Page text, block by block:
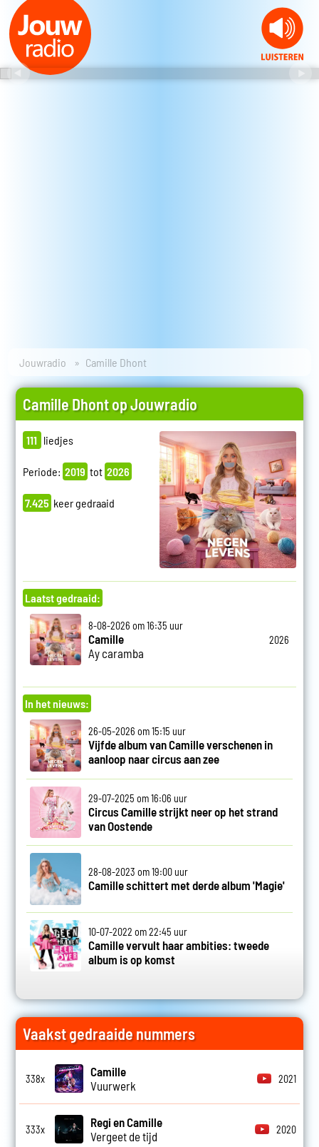
Jouwradio Camille Dhont
Camille Dhont op Jouwradio
111 liedjes
Periode: 2019 tot 2026
7.425 keer gedraaid
Laatst gedraaid:
8-08-2026 om 16:35 uur
Camille
Ay caramba
2026
In het nieuws:
26-05-2026 om 15:15 uur
Vijfde album van Camille verschenen in
aanloop naar circus aan zee
29-07-2025 om 16:06 uur
Circus Camille strijkt neer op het strand
van Oostende
28-08-2023 om 19:00 uur
Camille schittert met derde album 'Magie'
10-07-2022 om 22:45 uur
Camille vervult haar ambities: tweede
album is op komst
Vaakst gedraaide nummers
338x
Camille
Vuurwerk
2021
333x
Regi en Camille
Vergeet de tijd
2020